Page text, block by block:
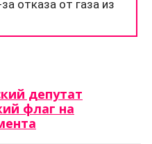
депутат
флаг на